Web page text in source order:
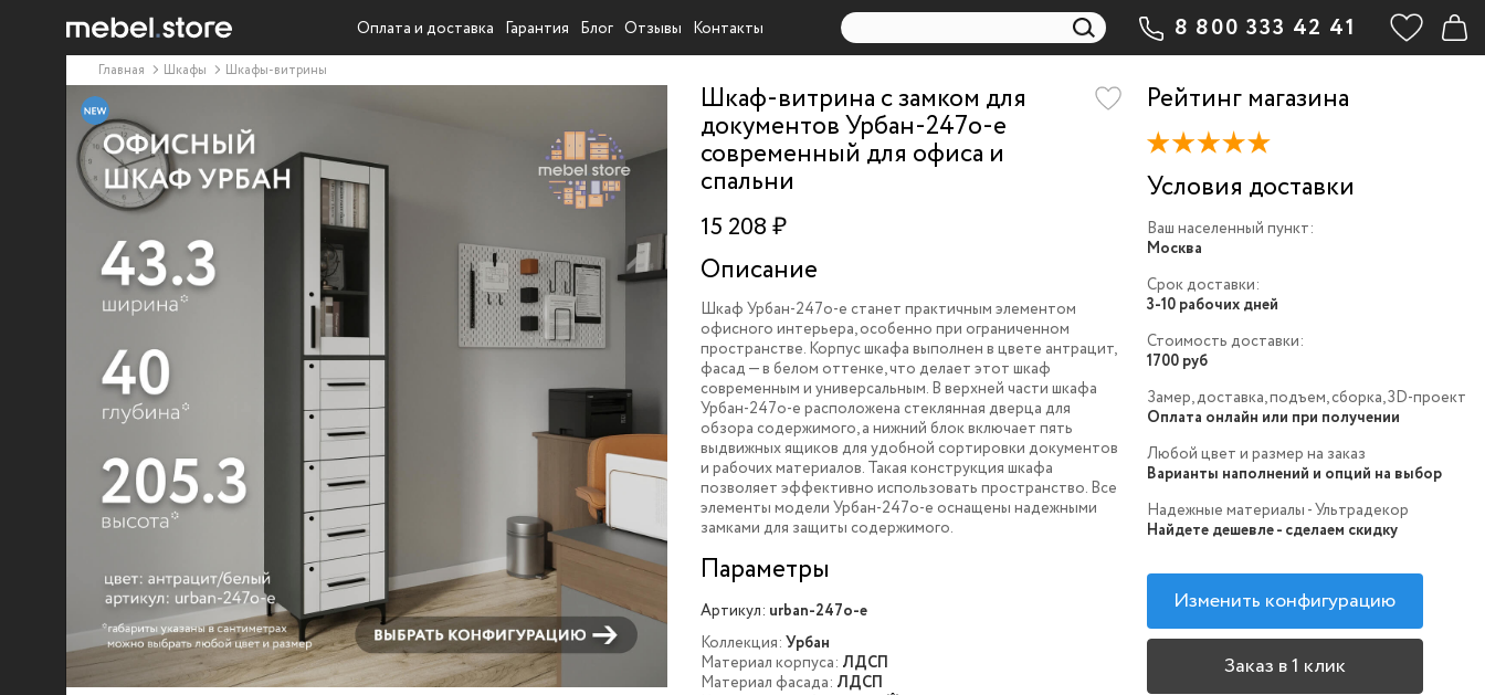
Оплата и доставка Гарантия Блог Отзывы Контакты 8 800 333 42 41
Главная Шкафы Шкафы-витрины
Шкаф-витрина с замком для
документов Урбан-247o-e
современный для офиса и
спальни
15 208 ₽
Описание
Шкаф Урбан-247o-e станет практичным элементом
офисного интерьера, особенно при ограниченном
пространстве. Корпус шкафа выполнен в цвете антрацит,
фасад — в белом оттенке, что делает этот шкаф
современным и универсальным. В верхней части шкафа
Урбан-247o-e расположена стеклянная дверца для
обзора содержимого, а нижний блок включает пять
выдвижных ящиков для удобной сортировки документов
и рабочих материалов. Такая конструкция шкафа
позволяет эффективно использовать пространство. Все
элементы модели Урбан-247o-e оснащены надежными
замками для защиты содержимого.
Параметры
Артикул: urban-247o-e
Коллекция: Урбан
Материал корпуса: ЛДСП
Материал фасада: ЛДСП
Рейтинг магазина
Условия доставки
Ваш населенный пункт:
Москва
Срок доставки:
3-10 рабочих дней
Стоимость доставки:
1700 руб
Замер, доставка, подъем, сборка, 3D-проект
Оплата онлайн или при получении
Любой цвет и размер на заказ
Варианты наполнений и опций на выбор
Надежные материалы - Ультрадекор
Найдете дешевле - сделаем скидку
Изменить конфигурацию
Заказ в 1 клик